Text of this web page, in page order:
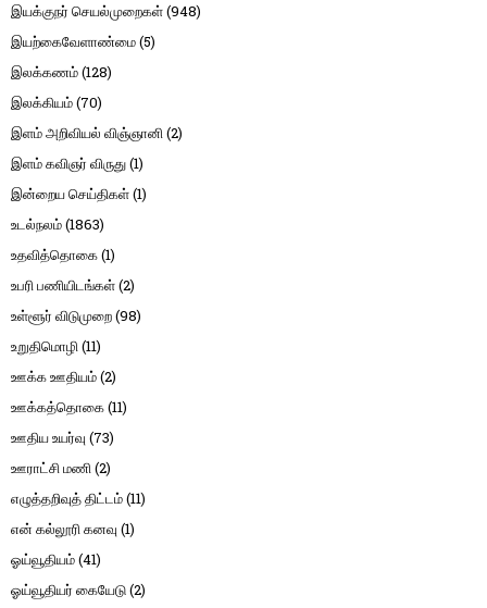
இயக்குநர் செயல்முறைகள்(948)
இயற்கைவேளாண்மை(5)
இலக்கணம்(128)
இலக்கியம்(70)
இளம் அறிவியல் விஞ்ஞானி(2)
இளம் கவிஞர் விருது(1)
இன்றைய செய்திகள்(1)
உடல்நலம்(1863)
உதவித்தொகை(1)
உபரி பணியிடங்கள்(2)
உள்ளூர் விடுமுறை(98)
உறுதிமொழி(11)
ஊக்க ஊதியம்(2)
ஊக்கத்தொகை(11)
ஊதிய உயர்வு (73)
ஊராட்சி மணி(2)
எழுத்தறிவுத் திட்டம்(11)
என் கல்லூரி கனவு (1)
ஓய்வூதியம்(41)
ஓய்வூதியர் கையேடு(2)